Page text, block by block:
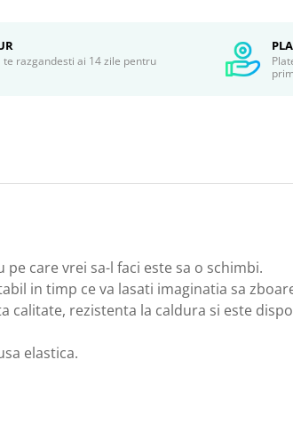
te razgandesti ai 14 zile pentru
care vrei sa-l faci este sa o schimbi.
in timp ce va lasati imaginatia sa
rezistenta la caldura si este
elastica.